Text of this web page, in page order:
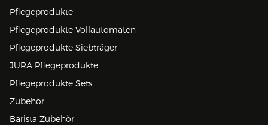
Pflegeprodukte
Pflegeprodukte Vollautomaten
Pflegeprodukte Siebträger
JURA Pflegeprodukte
Pflegeprodukte Sets
Zubehör
Barista Zubehör